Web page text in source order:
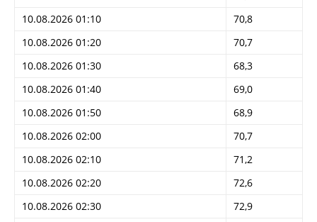
10.08.2026 01:10
70,8
10.08.2026 01:20
70,7
10.08.2026 01:30
68,3
10.08.2026 01:40
69,0
10.08.2026 01:50
68,9
10.08.2026 02:00
70,7
10.08.2026 02:10
71,2
10.08.2026 02:20
72,6
10.08.2026 02:30
72,9